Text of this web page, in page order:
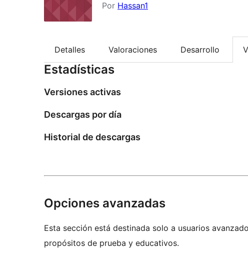
Por Hassan1
Detalles Valoraciones Desarrollo
Estadísticas
Versiones activas
Descargas por día
Historial de descargas
Opciones avanzadas
Esta sección está destinada solo a usuarios
propósitos de prueba y educativos.